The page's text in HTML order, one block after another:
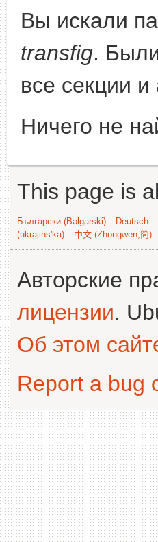
Вы искали
transfig.
все секции
Ничего не
This page is
Български (Bəlgarski) Deutsch
(ukrajins'ka)
中文 (Zhongwen,简)
Авторские
лицензии.
Об этом
Report a bug